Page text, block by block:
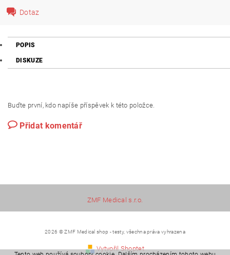
Dotaz
POPIS
DISKUZE
Buďte první, kdo napíše příspěvek k této položce.
Přidat komentář
ZMF Medical s.r.o.
2026 © ZMF Medical shop - testy, všechna práva vyhrazena
Vytvořil Shoptet